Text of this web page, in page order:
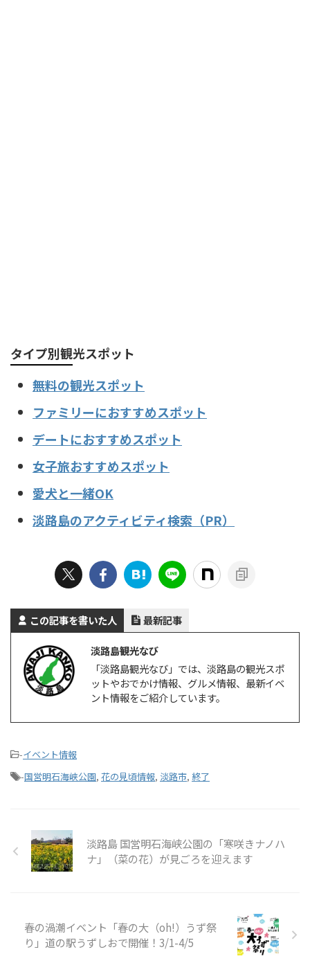
タイプ別観光スポット
無料の観光スポット
ファミリーにおすすめスポット
デートにおすすめスポット
女子旅おすすめスポット
愛犬と一緒OK
淡路島のアクティビティ検索（PR）
この記事を書いた人 最新記事
淡路島観光なび
「淡路島観光なび」では、淡路島の観光スポ
ットやおでかけ情報、グルメ情報、最新イベ
ント情報をご紹介しています。
-イベント情報
-国営明石海峡公園, 花の見頃情報, 淡路市, 終了
淡路島 国営明石海峡公園の「寒咲きナノハ
ナ」（菜の花）が見ごろを迎えます
春の渦潮イベント「春の大（oh!）うず祭
り」道の駅うずしおで開催！3/1-4/5